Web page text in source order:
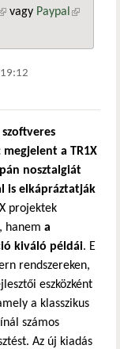
hivatkozás)
vagy Paypal
a TR1X
nosztalgiát
is elkápráztatják
projektek
hanem a
kiváló példái. E
rendszereken,
eszközként
a klasszikus
számos
Az új kiadás